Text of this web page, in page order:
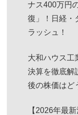
ナス400万円
復」！日経・
ラッシュ！
大和ハウス工
決算を徹底解
後の株価はど
【2026年最